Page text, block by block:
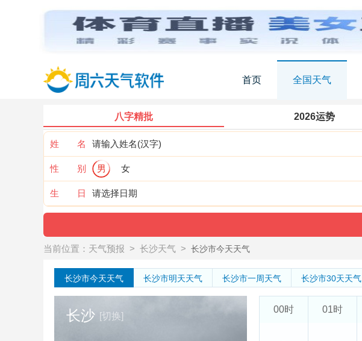
首页 全国天气
八字精批 2026运势
姓 名
性 别 男 女
生 日
当前位置： 天气预报 > 长沙天气 > 长沙市今天天气
长沙市今天天气 长沙市明天天气 长沙市一周天气 长沙市30天天气
长沙 [切换]
00时 01时